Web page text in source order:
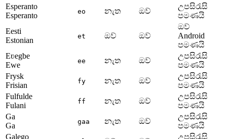
Esperanto
Esperanto
eo නැත ඔව්
උපසිරැසි
පමණයි
Eesti
Estonian
et ඔව් ඔව්
ඔව්
Android
පමණයි
Eʋegbe
Ewe
ee නැත ඔව්
උපසිරැසි
පමණයි
Frysk
Frisian
fy නැත ඔව්
උපසිරැසි
පමණයි
Fulfulde
Fulani
ff නැත ඔව්
උපසිරැසි
පමණයි
Ga
Ga
gaa නැත ඔව්
උපසිරැසි
පමණයි
Galego
උපසිරැසි